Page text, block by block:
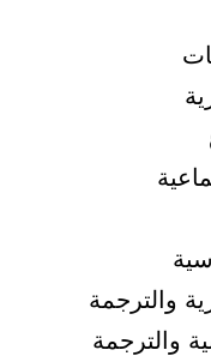
والترجمة
والترجمة